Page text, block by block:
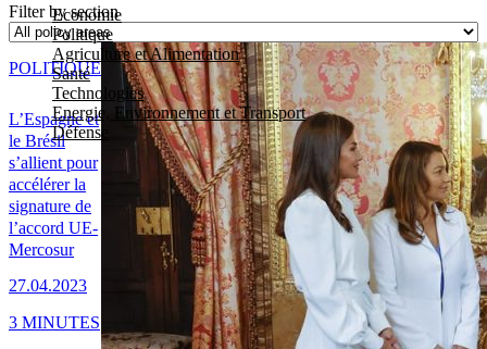
Economie
Politique
Agriculture et Alimentation
Santé
Technologies
Energie, Environnement et Transport
Défense
Filter by section
L’Espagne et
le Brésil
s’allient pour
accélérer la
signature de
l’accord UE-
Mercosur
27.04.2023
POLITIQUE
3 MINUTES